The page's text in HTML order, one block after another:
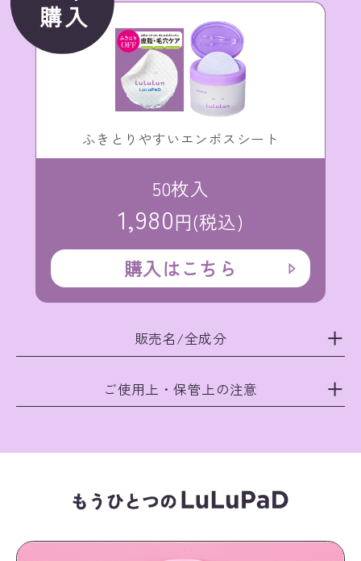
購入
ふきとりやすいエンボスシート
50枚入
1,980円(税込)
購入はこちら
販売名/全成分
ご使用上・保管上の注意